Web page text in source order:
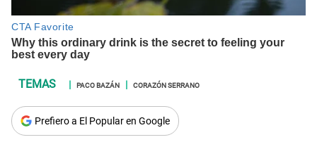
PACO BAZÁN CORAZÓN SERRANO
Prefiero a El Popular en Google